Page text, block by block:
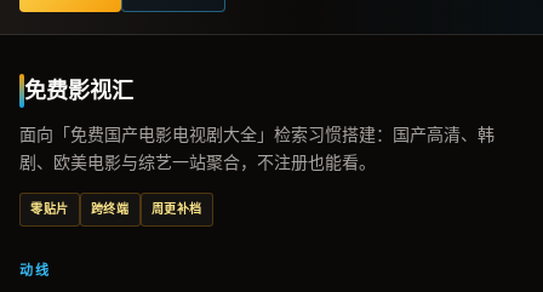
免费影视汇
面向「免费国产电影电视剧大全」检索习惯搭建：国产高清、韩
剧、欧美电影与综艺一站聚合，不注册也能看。
零贴片 跨终端 周更补档
动线